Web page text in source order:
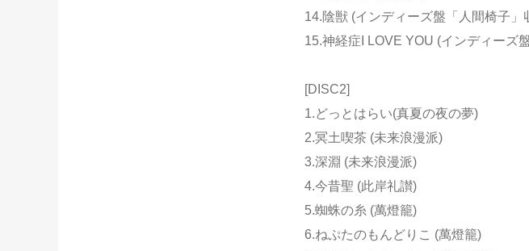
14.陰獣 (インディーズ盤「人間椅子」
15.神経症I LOVE YOU (インディーズ
[DISC2]
1.どっとはらい(真夏の夜の夢)
2.冥土喫茶 (未来浪漫派)
3.深淵 (未来浪漫派)
4.今昔聖 (此岸礼讃)
5.蜘蛛の糸 (萬燈籠)
6.ねぷたのもんどりこ (萬燈籠)